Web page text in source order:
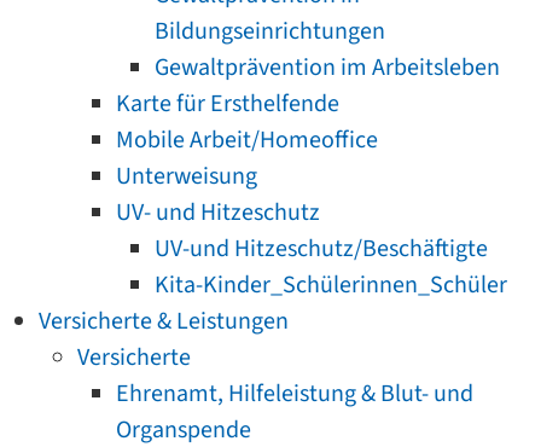
Bildungseinrichtungen
Gewaltprävention im Arbeitsleben
Karte für Ersthelfende
Mobile Arbeit/Homeoffice
Unterweisung
UV- und Hitzeschutz
UV-und Hitzeschutz/Beschäftigte
Kita-Kinder_Schülerinnen_Schüler
Versicherte & Leistungen
Versicherte
Ehrenamt, Hilfeleistung & Blut- und
Organspende